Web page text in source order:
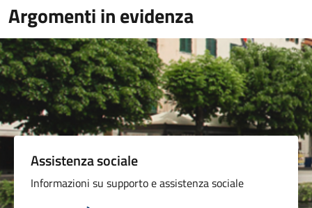
Argomenti in evidenza
Assistenza sociale
Informazioni su supporto e assistenza sociale